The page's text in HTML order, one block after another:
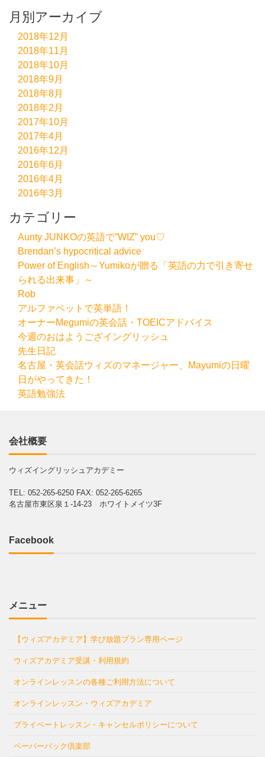
月別アーカイブ
2018年12月
2018年11月
2018年10月
2018年9月
2018年8月
2018年2月
2017年10月
2017年4月
2016年12月
2016年6月
2016年4月
2016年3月
カテゴリー
Aunty JUNKOの英語で”WIZ” you♡
Brendan’s hypocritical advice
Power of English～Yumikoが贈る「英語の力で引き寄せ
られる出来事」～
Rob
アルファベットで英単語！
オーナーMegumiの英会話・TOEICアドバイス
今週のおはようござイングリッシュ
先生日記
名古屋・英会話ウィズのマネージャー、Mayumiの日曜
日がやってきた！
英語勉強法
会社概要
ウィズイングリッシュアカデミー
TEL: 052-265-6250 FAX: 052-265-6265
名古屋市東区泉１-14-23 ホワイトメイツ3F
Facebook
メニュー
【ウィズアカデミア】学び放題プラン専用ページ
ウィズアカデミア受講・利用規約
オンラインレッスンの各種ご利用方法について
オンラインレッスン・ウィズアカデミア
プライベートレッスン・キャンセルポリシーについて
ペーパーバック倶楽部